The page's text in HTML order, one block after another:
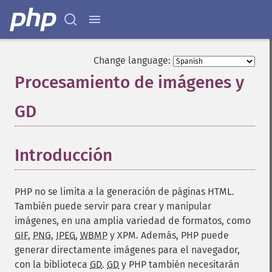
Change language:
Procesamiento de imágenes y
GD
Introducción
PHP no se limita a la generación de páginas HTML.
También puede servir para crear y manipular
imágenes, en una amplia variedad de formatos, como
GIF, PNG, JPEG, WBMP y XPM. Además, PHP puede
generar directamente imágenes para el navegador,
con la biblioteca GD. GD y PHP también necesitarán